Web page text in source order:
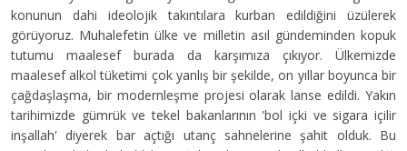
konunun dahi ideolojik takıntılara kurban edildiğini üzülerek
görüyoruz. Muhalefetin ülke ve milletin asıl gündeminden kopuk
tutumu maalesef burada da karşımıza çıkıyor. Ülkemizde
maalesef alkol tüketimi çok yanlış bir şekilde, on yıllar boyunca bir
çağdaşlaşma, bir modernleşme projesi olarak lanse edildi. Yakın
tarihimizde gümrük ve tekel bakanlarının 'bol içki ve sigara içilir
inşallah' diyerek bar açtığı utanç sahnelerine şahit olduk. Bu